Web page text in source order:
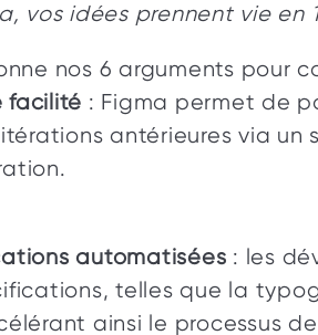
vos idées prennent vie en
nos 6 arguments pour
facilité : Figma permet de
antérieures via un
automatisées : les
telles que la
ainsi le processus